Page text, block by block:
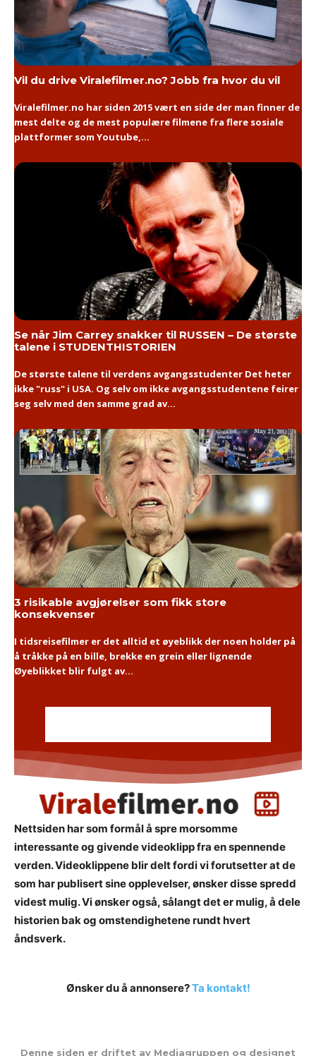
Vil du drive Viralefilmer.no? Jobb fra hvor du vil
Viralefilmer.no har siden 2015 vært en side der man finner de
mest delte og de mest populære filmene fra flere sosiale
plattformer som Youtube,...
Se når Jim Carrey snakker til RUSSEN – De største
talene i STUDENTHISTORIEN
De største talene til verdens avgangsstudenter Det heter
ikke "russ" i USA. Og selv om ikke avgangsstudentene feirer
seg selv med den samme grad av...
3 risikable avgjørelser som fikk store
konsekvenser
I tidsreisefilmer er det alltid et øyeblikk der noen holder på
å tråkke på en bille, brekke en grein eller lignende
Øyeblikket blir fulgt av...
Nettsiden har som formål å spre morsomme
interessante og givende videoklipp fra en spennende
verden. Videoklippene blir delt fordi vi forutsetter at de
som har publisert sine opplevelser, ønsker disse spredd
videst mulig. Vi ønsker også, sålangt det er mulig, å dele
historien bak og omstendighetene rundt hvert
åndsverk.
Ønsker du å annonsere?Ta kontakt!
Denne siden er driftet av Mediagruppen og designet